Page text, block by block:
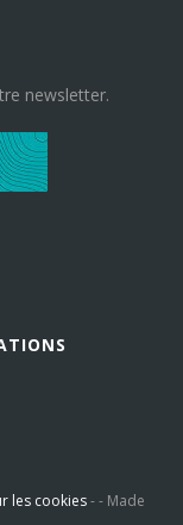
newsletter.
les cookies - -Made